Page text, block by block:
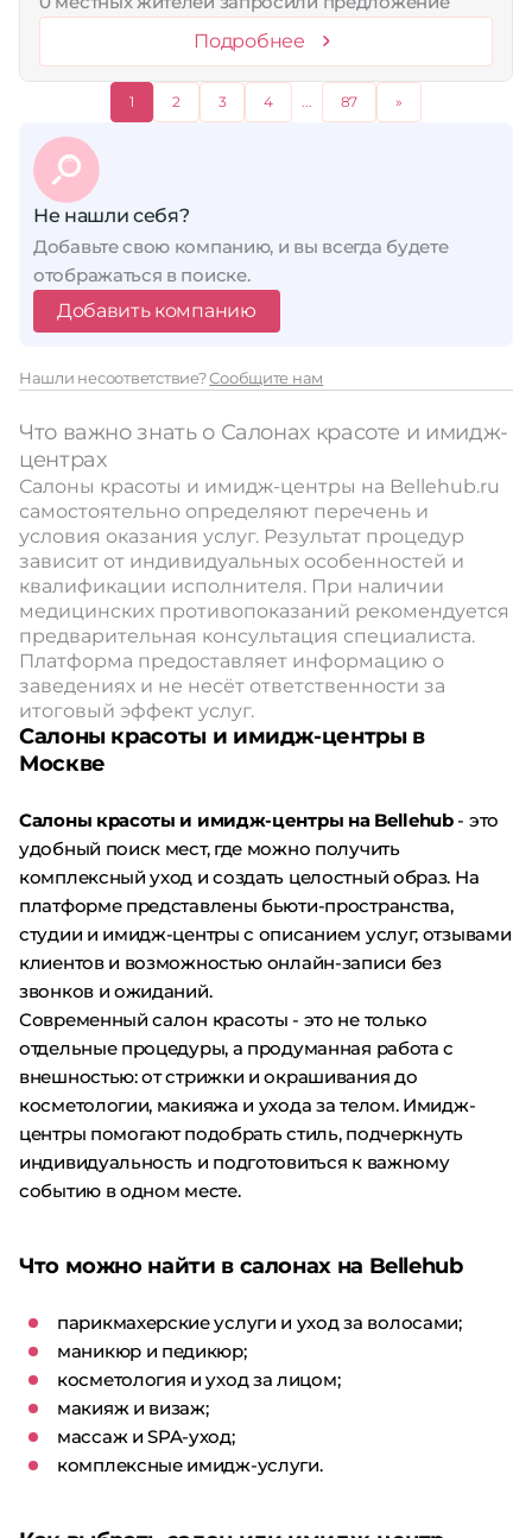
Подробнее
1 2 3 4 87 »
Не нашли себя?
Добавьте свою компанию, и вы всегда будете
отображаться в поиске.
Добавить компанию
Нашли несоответствие?Сообщите нам
Что важно знать о Салонах красоте и имидж-
центрах
Салоны красоты и имидж-центры на Bellehub.ru
самостоятельно определяют перечень и
условия оказания услуг. Результат процедур
зависит от индивидуальных особенностей и
квалификации исполнителя. При наличии
медицинских противопоказаний рекомендуется
предварительная консультация специалиста.
Платформа предоставляет информацию о
заведениях и не несёт ответственности за
итоговый эффект услуг.
Салоны красоты и имидж-центры в
Москве
Салоны красоты и имидж-центры на Bellehub- это
удобный поиск мест, где можно получить
комплексный уход и создать целостный образ. На
платформе представлены бьюти-пространства,
студии и имидж-центры с описанием услуг, отзывами
клиентов и возможностью онлайн-записи без
звонков и ожиданий.
Современный салон красоты - это не только
отдельные процедуры, а продуманная работа с
внешностью: от стрижки и окрашивания до
косметологии, макияжа и ухода за телом. Имидж-
центры помогают подобрать стиль, подчеркнуть
индивидуальность и подготовиться к важному
событию в одном месте.
Что можно найти в салонах на Bellehub
парикмахерские услуги и уход за волосами;
маникюр и педикюр;
косметология и уход за лицом;
макияж и визаж;
массаж и SPA-уход;
комплексные имидж-услуги.